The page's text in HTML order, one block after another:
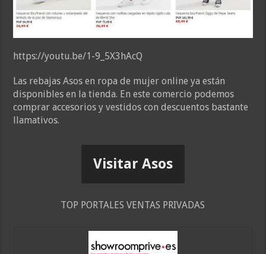
https://youtu.be/1-9_5X3hAcQ
Las rebajas Asos en ropa de mujer online ya están
disponibles en la tienda. En este comercio podemos
comprar accesorios y vestidos con descuentos bastante
llamativos.
Visitar Asos
TOP PORTALES VENTAS PRIVADAS